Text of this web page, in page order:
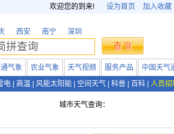
欢迎您的到来! 设为首页 加入收藏
西安 南宁 深圳
气象 农业气象 天气视频 服务产品 中国天气
电 高温 风能太阳能 空间天气 科普 百科 人员招
城市天气查询：